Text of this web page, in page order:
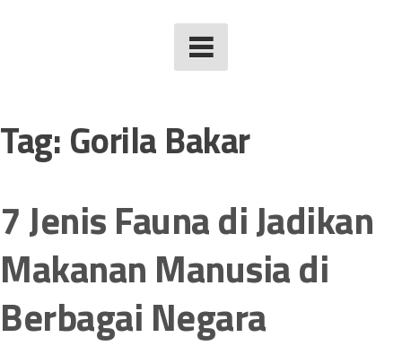
Tag:Gorila Bakar
7 Jenis Fauna di Jadikan
Makanan Manusia di
Berbagai Negara